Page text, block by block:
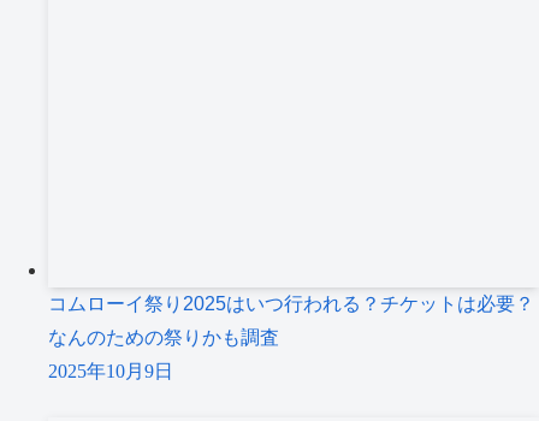
コムローイ祭り2025はいつ行われる？チケットは必要？
なんのための祭りかも調査
2025年10月9日